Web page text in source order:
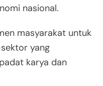
nasional.
masyarakat untuk
yang
karya dan